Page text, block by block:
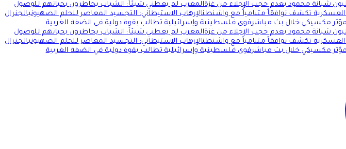
شبانة محمود بعدم حجب الإجلاء من غزةالمغرب لم يعطني شيئاً: الشباب يخاطرون بحياتهم للوصول
العسكرية تكشف توافقاً متنامياً مع واشنطنالإرهاب الاستيطاني: التجسيد المعاصر للحلم الصهيونيالجنرال
مكسيكي خلال بث مباشرقوى فلسطينية وإسرائيلية تطالب بقوة دولية في الضفة الغربية
شبانة محمود بعدم حجب الإجلاء من غزةالمغرب لم يعطني شيئاً: الشباب يخاطرون بحياتهم للوصول
العسكرية تكشف توافقاً متنامياً مع واشنطنالإرهاب الاستيطاني: التجسيد المعاصر للحلم الصهيونيالجنرال
مكسيكي خلال بث مباشرقوى فلسطينية وإسرائيلية تطالب بقوة دولية في الضفة الغربية